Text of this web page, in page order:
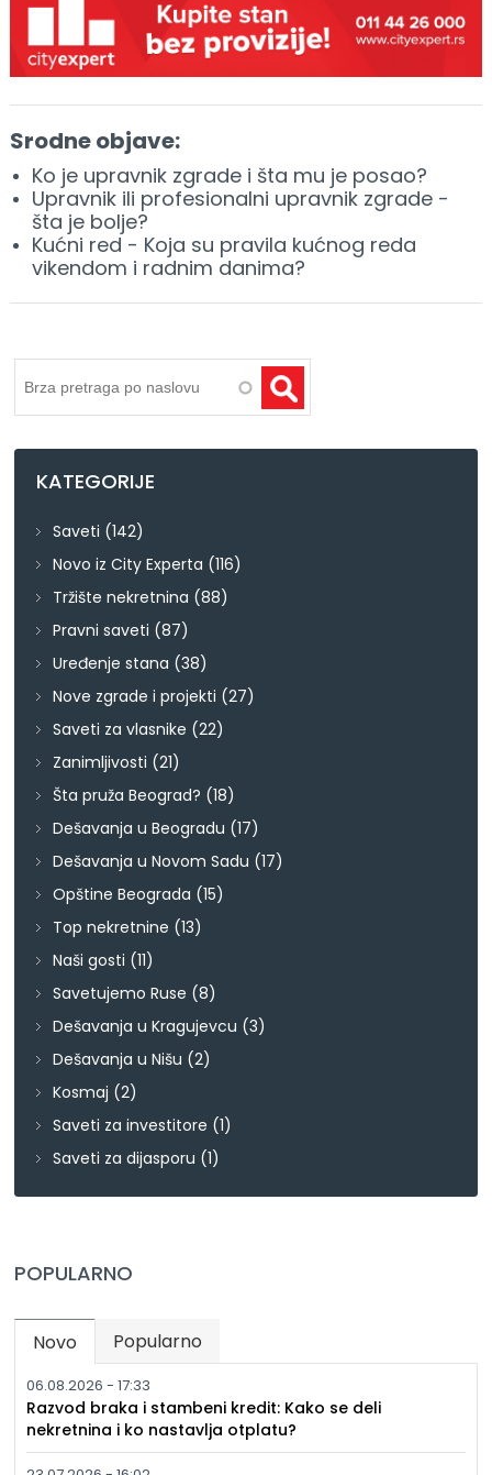
Srodne objave:
Ko je upravnik zgrade i šta mu je posao?
Upravnik ili profesionalni upravnik zgrade -
šta je bolje?
Kućni red - Koja su pravila kućnog reda
vikendom i radnim danima?
KATEGORIJE
Saveti (142)
Novo iz City Experta (116)
Tržište nekretnina (88)
Pravni saveti (87)
Uređenje stana (38)
Nove zgrade i projekti (27)
Saveti za vlasnike (22)
Zanimljivosti (21)
Šta pruža Beograd? (18)
Dešavanja u Beogradu (17)
Dešavanja u Novom Sadu (17)
Opštine Beograda (15)
Top nekretnine (13)
Naši gosti (11)
Savetujemo Ruse (8)
Dešavanja u Kragujevcu (3)
Dešavanja u Nišu (2)
Kosmaj (2)
Saveti za investitore (1)
Saveti za dijasporu (1)
POPULARNO
Novo (active tab)
Popularno
06.08.2026 - 17:33
Razvod braka i stambeni kredit: Kako se deli
nekretnina i ko nastavlja otplatu?